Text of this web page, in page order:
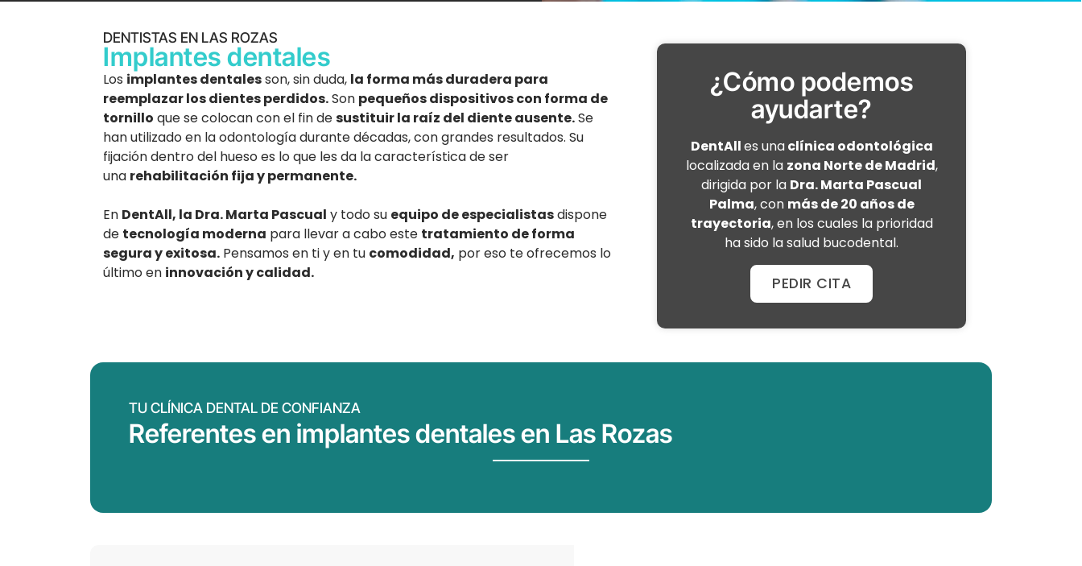
DENTISTAS EN LAS ROZAS
Implantes dentales
Los implantes dentalesson, sin duda, la forma más duradera para
reemplazar los dientes perdidos.Son pequeños dispositivos con forma de
tornillo que se colocan con el fin desustituir la raíz del diente ausente.Se
han utilizado en la odontología durante décadas, con grandes resultados. Su
fijación dentro del hueso es lo que les da la característica de ser
una rehabilitación fija y permanente.
En DentAll, la Dra. Marta Pascual y todo su equipo de especialistasdispone
de tecnología moderna para llevar a cabo este tratamiento de forma
segura y exitosa. Pensamos en ti y en tu comodidad, por eso te ofrecemos lo
último en innovación y calidad.
¿Cómo podemos
ayudarte?
DentAlles unaclínica odontológica
localizada en la zona Norte de Madrid,
dirigida por la Dra. Marta Pascual
Palma, con más de 20 años de
trayectoria, en los cuales la prioridad
ha sido la salud bucodental.
PEDIR CITA
TU CLÍNICA DENTAL DE CONFIANZA
Referentes en implantes dentales en Las Rozas